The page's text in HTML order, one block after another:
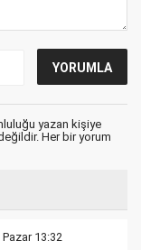
yazan kişiye
Her bir yorum
13:32